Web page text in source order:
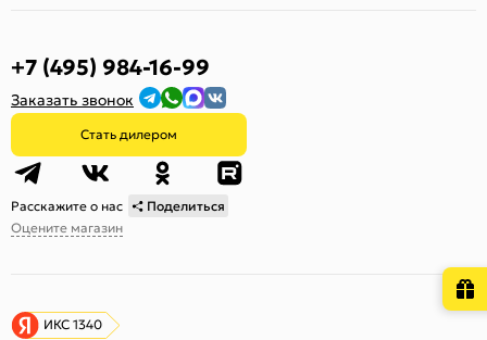
+7 (495) 984-16-99
Заказать звонок
Стать дилером
Расскажите о нас
Поделиться
Оцените магазин
ИКС 1340